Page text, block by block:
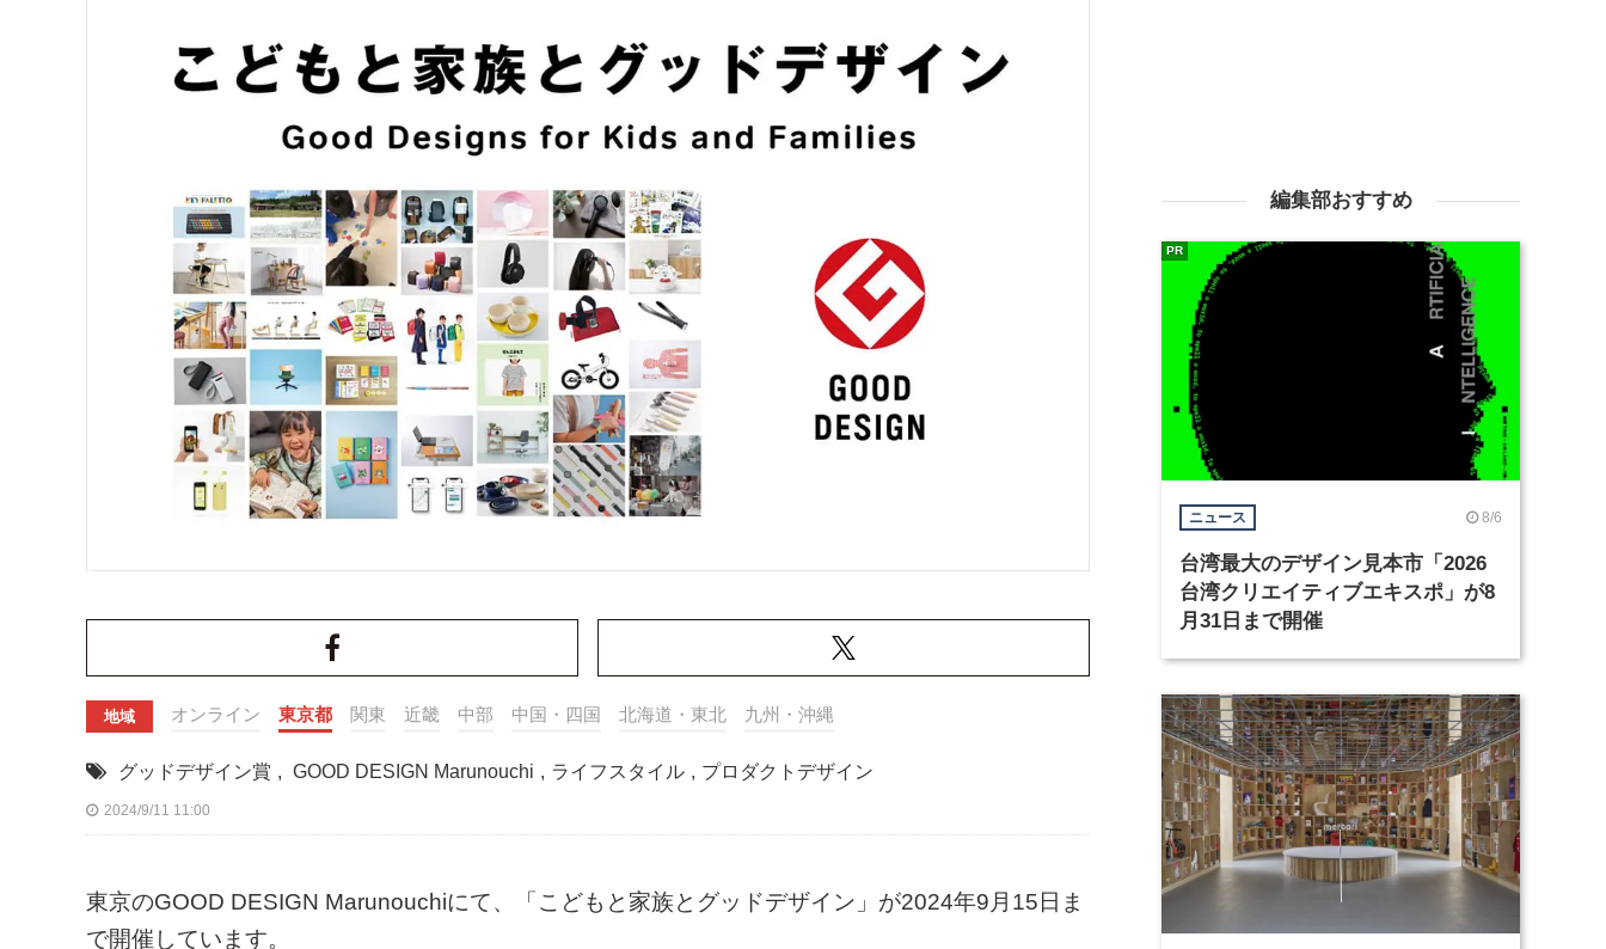
地域 オンライン 東京都 関東 近畿 中部 中国・四国 北海道・東北 九州・沖縄
グッドデザイン賞 , GOOD DESIGN Marunouchi , ライフスタイル , プロダクトデザイン
2024/9/11 11:00
東京のGOOD DESIGN Marunouchiにて、「こどもと家族とグッドデザイン」が2024年9月15日ま
で開催しています。
編集部おすすめ
ニュース 8/6
台湾最大のデザイン見本市「2026
台湾クリエイティブエキスポ」が8
月31日まで開催
PR